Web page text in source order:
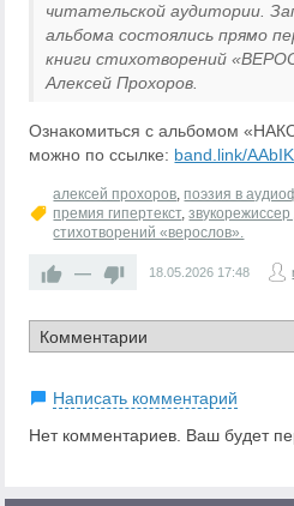
читательской аудитории.
альбома состоялись прямо
книги стихотворений
Алексей Прохоров.
Ознакомиться с альбомом
можно по ссылке: band.link/AAbIK
алексей прохоров, поэзия в
премия гипертекст,
стихотворений «верослов».
— 18.05.2026 17:48
Написать комментарий
Нет комментариев. Ваш будет